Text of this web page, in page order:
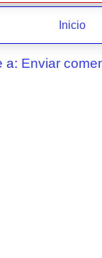
Inicio
a: Enviar